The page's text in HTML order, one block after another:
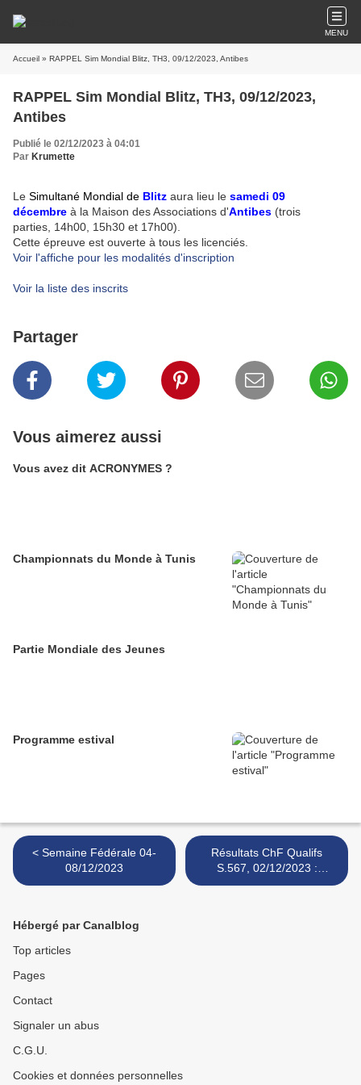
MENU
Accueil » RAPPEL Sim Mondial Blitz, TH3, 09/12/2023, Antibes
RAPPEL Sim Mondial Blitz, TH3, 09/12/2023,
Antibes
Publié le 02/12/2023 à 04:01
Par Krumette
Le Simultané Mondial de Blitz aura lieu le samedi 09
décembre à la Maison des Associations d'Antibes (trois
parties, 14h00 15h30 et 17h00).
Cette épreuve est ouverte à tous les licenciés.
Voir l'affiche pour les modalités d'inscription
Voir la liste des inscrits
Partager
Vous aimerez aussi
Vous avez dit ACRONYMES ?
Championnats du Monde à Tunis
Partie Mondiale des Jeunes
Programme estival
< Semaine Fédérale 04-
08/12/2023
Résultats ChF Qualifs
S.567, 02/12/2023 :
résultats >
Hébergé par Canalblog
Top articles
Pages
Contact
Signaler un abus
C.G.U.
Cookies et données personnelles